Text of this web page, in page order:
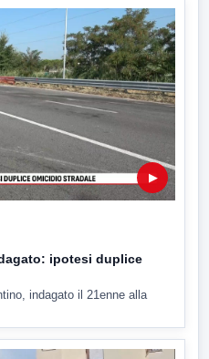
▶
ipotesi duplice
indagato il 21enne alla